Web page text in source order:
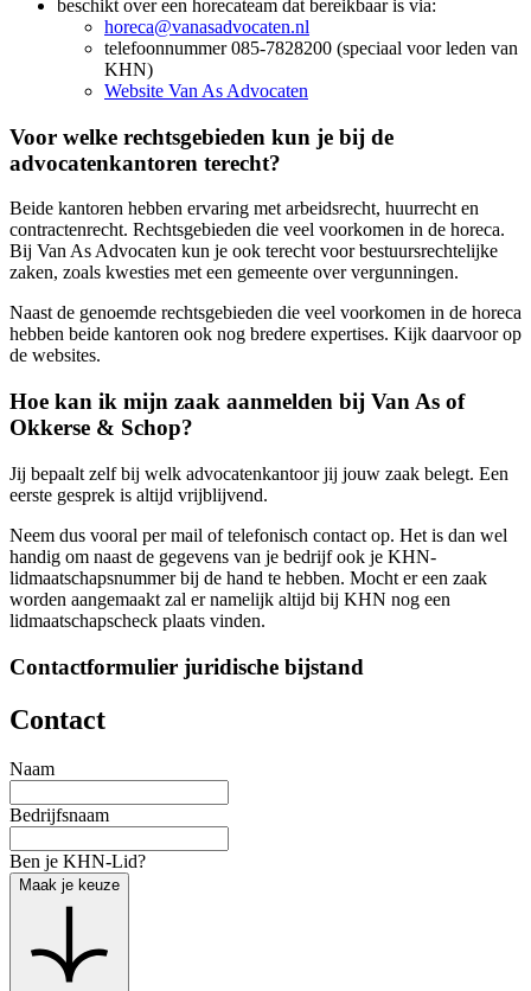
beschikt over een horecateam dat bereikbaar is via:
horeca@vanasadvocaten.nl
telefoonnummer 085-7828200 (speciaal voor leden van
KHN)
Website Van As Advocaten
Voor welke rechtsgebieden kun je bij de
advocatenkantoren terecht?
Beide kantoren hebben ervaring met arbeidsrecht, huurrecht en
contractenrecht. Rechtsgebieden die veel voorkomen in de horeca.
Bij Van As Advocaten kun je ook terecht voor bestuursrechtelijke
zaken, zoals kwesties met een gemeente over vergunningen.
Naast de genoemde rechtsgebieden die veel voorkomen in de horeca
hebben beide kantoren ook nog bredere expertises. Kijk daarvoor op
de websites.
Hoe kan ik mijn zaak aanmelden bij Van As of
Okkerse & Schop?
Jij bepaalt zelf bij welk advocatenkantoor jij jouw zaak belegt. Een
eerste gesprek is altijd vrijblijvend.
Neem dus vooral per mail of telefonisch contact op. Het is dan wel
handig om naast de gegevens van je bedrijf ook je KHN-
lidmaatschapsnummer bij de hand te hebben. Mocht er een zaak
worden aangemaakt zal er namelijk altijd bij KHN nog een
lidmaatschapscheck plaats vinden.
Contactformulier juridische bijstand
Contact
Naam
Bedrijfsnaam
Ben je KHN-Lid?
Maak je keuze